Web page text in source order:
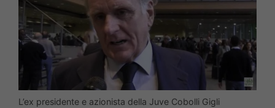
L’ex presidente e azionista della Juve Cobolli Gigli